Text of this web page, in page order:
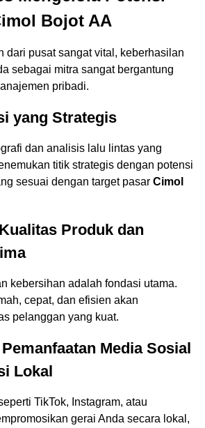
Bojot AA
dari pusat sangat vital, keberhasilan
sebagai mitra sangat bergantung
pribadi.
yang Strategis
dan analisis lalu lintas yang
titik strategis dengan potensi
sesuai dengan target pasar Cimol
Produk dan
kebersihan adalah fondasi utama.
cepat, dan efisien akan
pelanggan yang kuat.
Media Sosial
Lokal
TikTok, Instagram, atau
gerai Anda secara lokal,